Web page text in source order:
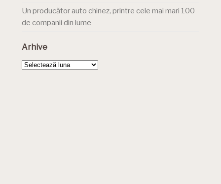
Un producător auto chinez, printre cele mai mari 100
de companii din lume
Arhive
Arhive